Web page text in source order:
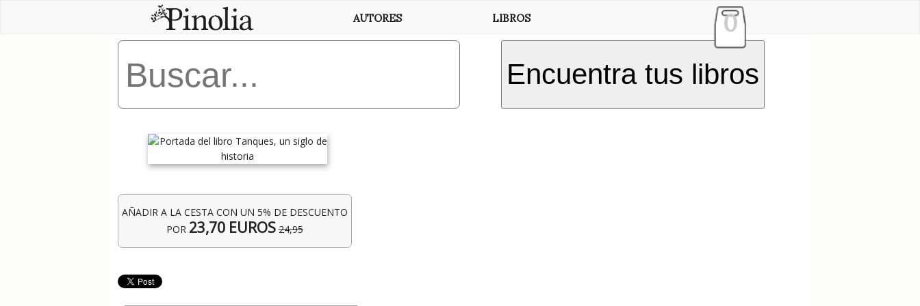
AUTORES LIBROS 0
Encuentra tus libros
AÑADIR A LA CESTA CON UN 5% DE DESCUENTO
POR 23,70 EUROS 24,95